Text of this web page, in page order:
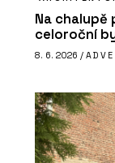
Na chalupě
celoroční
8. 6. 2026 /